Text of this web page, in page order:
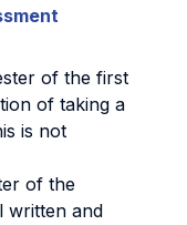
of the first
of taking a
is not
of the
written and